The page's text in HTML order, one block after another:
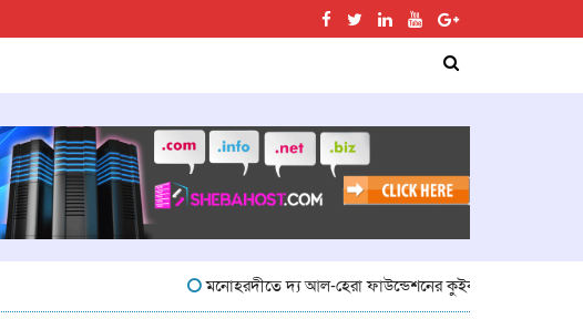
মনোহরদীতে দ্য আল-হেরা ফাউন্ডেশনের কুইক কুইজ প্রতিযোগিতা অনুষ্ঠিত